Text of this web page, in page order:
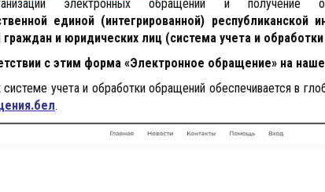
электронных обращений и
единой (интегрированной)
и юридических лиц (система учета и
с этим форма «Электронное обращение» на
учета и обработки обращений обеспечивается в
.